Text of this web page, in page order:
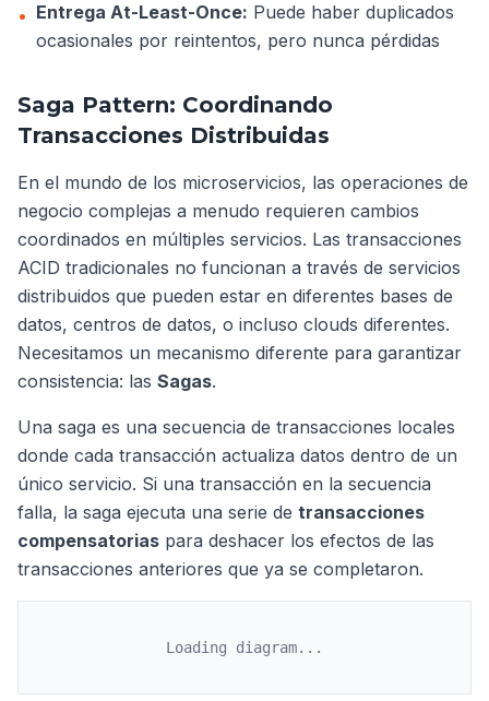
• Entrega At-Least-Once: Puede haber duplicados
ocasionales por reintentos, pero nunca pérdidas
Saga Pattern: Coordinando
Transacciones Distribuidas
En el mundo de los microservicios, las operaciones de
negocio complejas a menudo requieren cambios
coordinados en múltiples servicios. Las transacciones
ACID tradicionales no funcionan a través de servicios
distribuidos que pueden estar en diferentes bases de
datos, centros de datos, o incluso clouds diferentes.
Necesitamos un mecanismo diferente para garantizar
consistencia: las Sagas.
Una saga es una secuencia de transacciones locales
donde cada transacción actualiza datos dentro de un
único servicio. Si una transacción en la secuencia
falla, la saga ejecuta una serie de transacciones
compensatorias para deshacer los efectos de las
transacciones anteriores que ya se completaron.
Loading diagram...